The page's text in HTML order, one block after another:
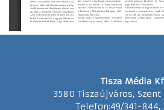
Tisza Média
3580 Tiszaújváros,
Telefon:49/341-844,